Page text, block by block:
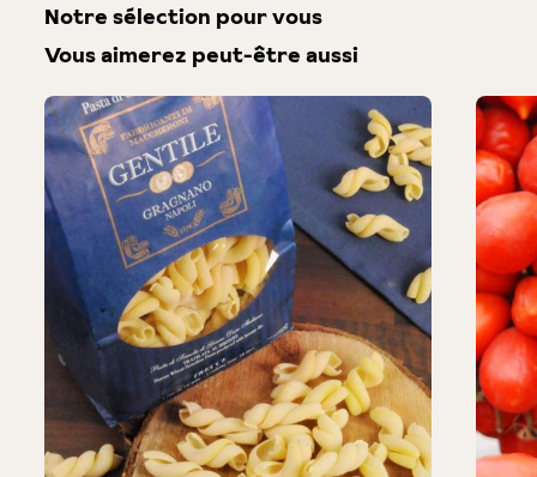
Notre sélection pour vous
Vous aimerez peut-être aussi
Produktgalerie überspringen